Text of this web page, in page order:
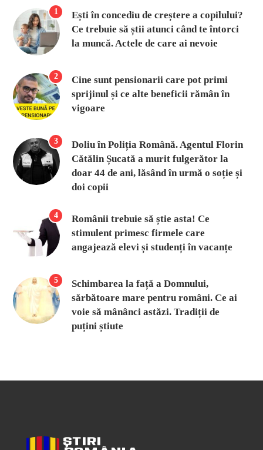
1
Ești în concediu de creștere a copilului?
Ce trebuie să știi atunci când te întorci
la muncă. Actele de care ai nevoie
2
Cine sunt pensionarii care pot primi
sprijinul și ce alte beneficii rămân în
vigoare
3
Doliu în Poliția Română. Agentul Florin
Cătălin Șucată a murit fulgerător la
doar 44 de ani, lăsând în urmă o soție și
doi copii
4
Românii trebuie să știe asta! Ce
stimulent primesc firmele care
angajează elevi și studenți în vacanțe
5
Schimbarea la față a Domnului,
sărbătoare mare pentru români. Ce ai
voie să mânânci astăzi. Tradiții de
puțini știute